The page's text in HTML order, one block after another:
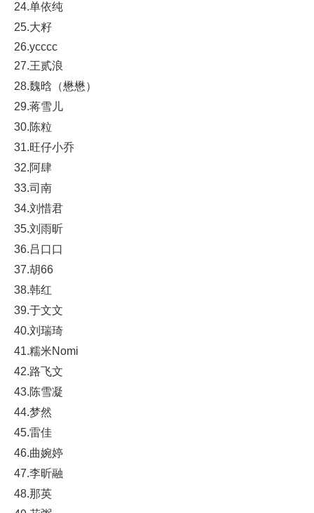
24.单依纯
25.大籽
26.ycccc
27.王贰浪
28.魏晗（懋懋）
29.蒋雪儿
30.陈粒
31.旺仔小乔
32.阿肆
33.司南
34.刘惜君
35.刘雨昕
36.吕口口
37.胡66
38.韩红
39.于文文
40.刘瑞琦
41.糯米Nomi
42.路飞文
43.陈雪凝
44.梦然
45.雷佳
46.曲婉婷
47.李昕融
48.那英